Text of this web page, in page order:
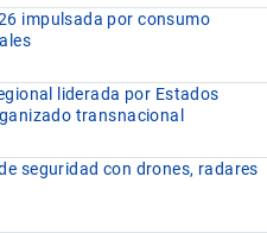
impulsada por consumo
liderada por Estados
transnacional
seguridad con drones, radares